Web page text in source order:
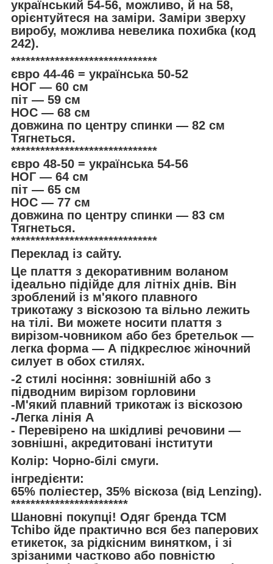
український 54-56, можливо, й на 58,
орієнтуйтеся на заміри. Заміри зверху
виробу, можлива невелика похибка (код
242).
******************************
євро 44-46 = українська 50-52
НОГ — 60 см
піт — 59 см
НОС — 68 см
довжина по центру спинки — 82 см
Тягнеться.
******************************
євро 48-50 = українська 54-56
НОГ — 64 см
піт — 65 см
НОС — 77 см
довжина по центру спинки — 83 см
Тягнеться.
******************************
Переклад із сайту.
Це плаття з декоративним воланом
ідеально підійде для літніх днів. Він
зроблений із м'якого плавного
трикотажу з віскозою та вільно лежить
на тілі. Ви можете носити плаття з
вирізом-човником або без бретельок —
легка форма — А підкреслює жіночний
силует в обох стилях.
-2 стилі носіння: зовнішній або з
підводним вирізом горловини
-М'який плавний трикотаж із віскозою
-Легка лінія А
- Перевірено на шкідливі речовини —
зовнішні, акредитовані інститути
Колір: Чорно-білі смуги.
інгредієнти:
65% поліестер, 35% віскоза (від Lenzing).
************************
Шановні покупці! Одяг бренда TCM
Tchibo йде практично вся без паперових
етикеток, за рідкісним винятком, і зі
зрізаними частково або повністю